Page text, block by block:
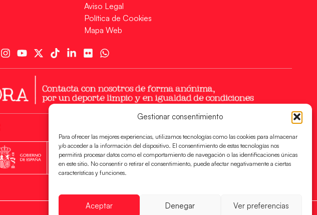
Gestionar consentimiento
Para ofrecer las mejores experiencias, utilizamos tecnologías como las cookies para almacenar
y/o acceder a la información del dispositivo. El consentimiento de estas tecnologías nos
permitirá procesar datos como el comportamiento de navegación o las identificaciones únicas
en este sitio. No consentir o retirar el consentimiento, puede afectar negativamente a ciertas
características y funciones.
Aceptar Denegar Ver preferencias
Aviso Legal
Política de Cookies
Mapa Web